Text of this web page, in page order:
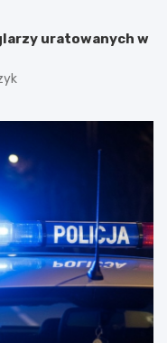
uratowanych w